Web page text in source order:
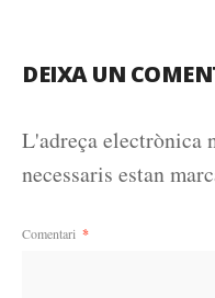
DEIXA UN
L'adreça electrònica
necessaris estan
Comentari *